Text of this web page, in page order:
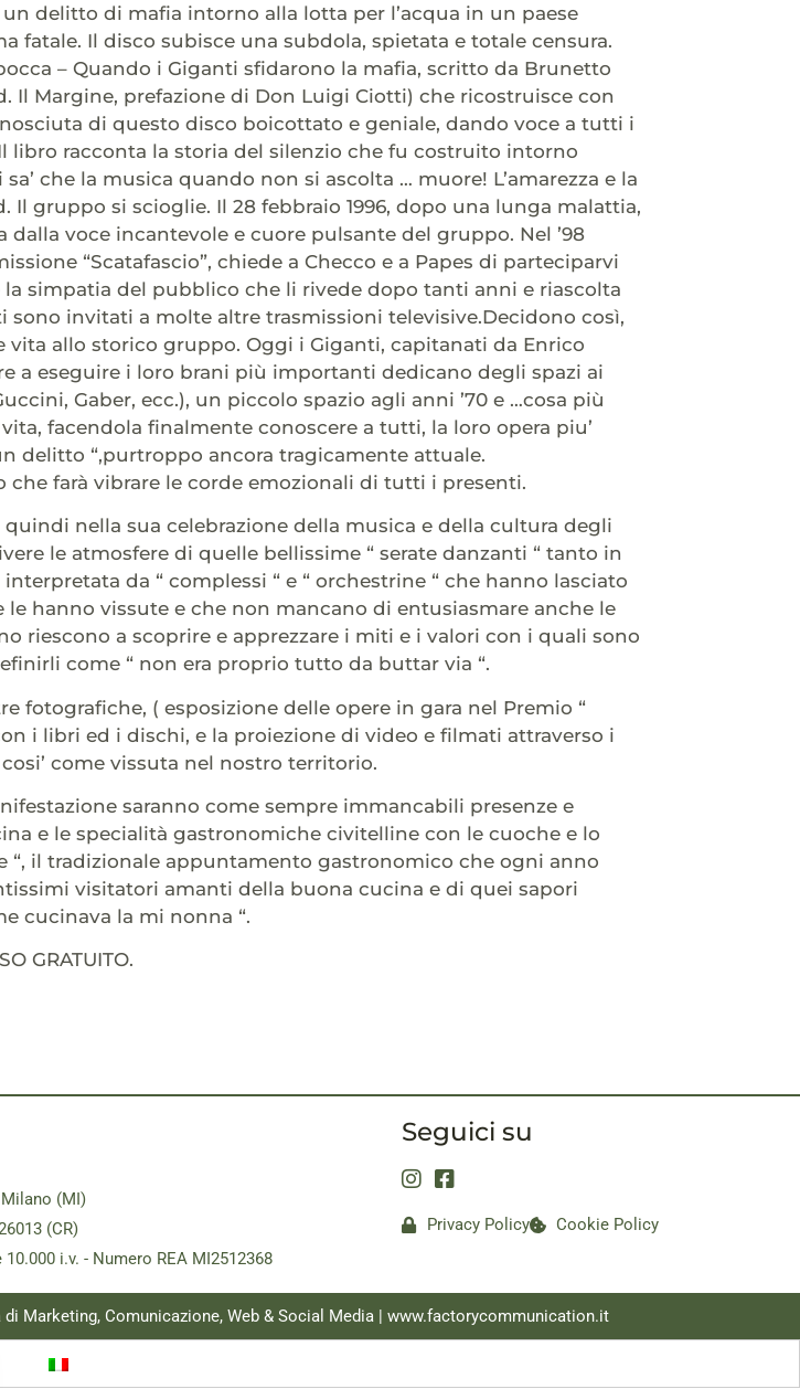
delitto di mafia intorno alla lotta per l’acqua in un paese
fatale. Il disco subisce una subdola, spietata e totale censura.
– Quando i Giganti sfidarono la mafia, scritto da Brunetto
Il Margine, prefazione di Don Luigi Ciotti) che ricostruisce con
di questo disco boicottato e geniale, dando voce a tutti i
libro racconta la storia del silenzio che fu costruito intorno
che la musica quando non si ascolta … muore! L’amarezza e la
Il gruppo si scioglie. Il 28 febbraio 1996, dopo una lunga malattia,
dalla voce incantevole e cuore pulsante del gruppo. Nel ’98
“Scatafascio”, chiede a Checco e a Papes di parteciparvi
la simpatia del pubblico che li rivede dopo tanti anni e riascolta
sono invitati a molte altre trasmissioni televisive.Decidono così,
vita allo storico gruppo. Oggi i Giganti, capitanati da Enrico
a eseguire i loro brani più importanti dedicano degli spazi ai
Gaber, ecc.), un piccolo spazio agli anni ’70 e …cosa più
facendola finalmente conoscere a tutti, la loro opera piu’
delitto “,purtroppo ancora tragicamente attuale.
farà vibrare le corde emozionali di tutti i presenti.
nella sua celebrazione della musica e della cultura degli
le atmosfere di quelle bellissime “ serate danzanti “ tanto in
da “ complessi “ e “ orchestrine “ che hanno lasciato
hanno vissute e che non mancano di entusiasmare anche le
riescono a scoprire e apprezzare i miti e i valori con i quali sono
come “ non era proprio tutto da buttar via “.
fotografiche, ( esposizione delle opere in gara nel Premio “
i libri ed i dischi, e la proiezione di video e filmati attraverso i
come vissuta nel nostro territorio.
saranno come sempre immancabili presenze e
e le specialità gastronomiche civitelline con le cuoche e lo
“, il tradizionale appuntamento gastronomico che ogni anno
visitatori amanti della buona cucina e di quei sapori
cucinava la mi nonna “.
GRATUITO.
(MI)
(CR)
i.v. - Numero REA MI2512368
Seguici su
Privacy Policy Cookie Policy
Marketing, Comunicazione, Web & Social Media | www.factorycommunication.it